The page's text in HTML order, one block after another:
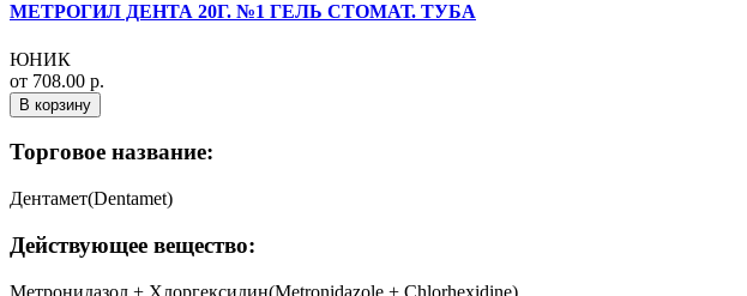
МЕТРОГИЛ ДЕНТА 20Г. №1 ГЕЛЬ СТОМАТ. ТУБА
ЮНИК
от 708.00 р.
В корзину
Торговое название:
Дентамет(Dentamet)
Действующее вещество:
Метронидазол + Хлоргексидин(Metronidazole + Chlorhexidine)